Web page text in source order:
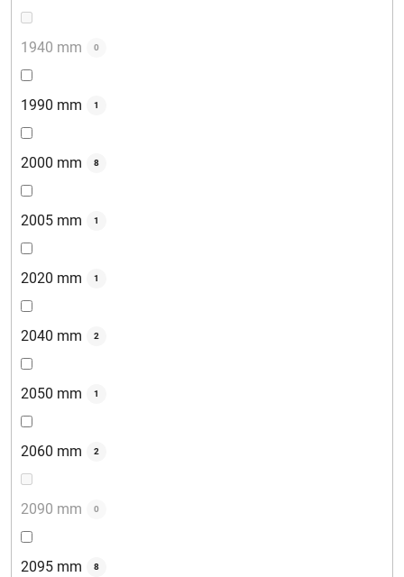
1940 mm 0
1990 mm 1
2000 mm 8
2005 mm 1
2020 mm 1
2040 mm 2
2050 mm 1
2060 mm 2
2090 mm 0
2095 mm 8